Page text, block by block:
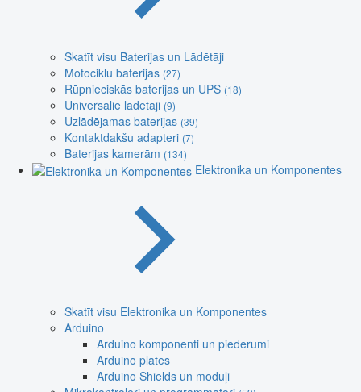
Skatīt visu Baterijas un Lādētāji
Motociklu baterijas (27)
Rūpnieciskās baterijas un UPS (18)
Universālie lādētāji (9)
Uzlādējamas baterijas (39)
Kontaktdakšu adapteri (7)
Baterijas kamerām (134)
Elektronika un Komponentes
Skatīt visu Elektronika un Komponentes
Arduino
Arduino komponenti un piederumi
Arduino plates
Arduino Shields un moduļi